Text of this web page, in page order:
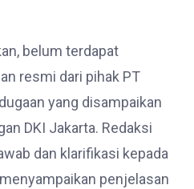
belum terdapat
resmi dari pihak PT
yang disampaikan
DKI Jakarta. Redaksi
dan klarifikasi kepada
penjelasan